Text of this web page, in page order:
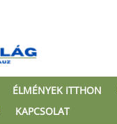
ÉLMÉNYEK ITTHON
KAPCSOLAT